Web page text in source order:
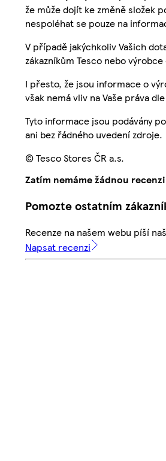
že může dojít ke změně složek
nespoléhat se pouze na
V případě jakýchkoliv Vašich
zákazníkům Tesco nebo
I přesto, že jsou informace o
však nemá vliv na Vaše práva
Tyto informace jsou podávány
ani bez řádného uvedení zdroje.
© Tesco Stores ČR a.s.
Zatím nemáme žádnou recenzi
Pomozte ostatním
Recenze na našem webu píší
Napsat recenzi